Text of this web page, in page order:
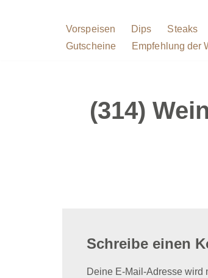
Vorspeisen Dips Steaks
Gutscheine
Empfehlung der
(314)
Schreibe einen
Deine E-Mail-Adresse wird